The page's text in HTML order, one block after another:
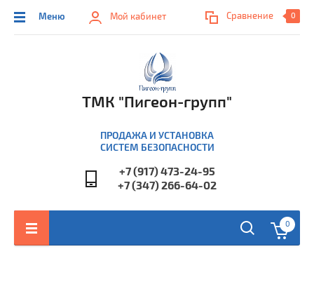
Меню Мой кабинет Сравнение 0
ТМК "Пигеон-групп"
ПРОДАЖА И УСТАНОВКА
СИСТЕМ БЕЗОПАСНОСТИ
+7 (917) 473-24-95
+7 (347) 266-64-02
0